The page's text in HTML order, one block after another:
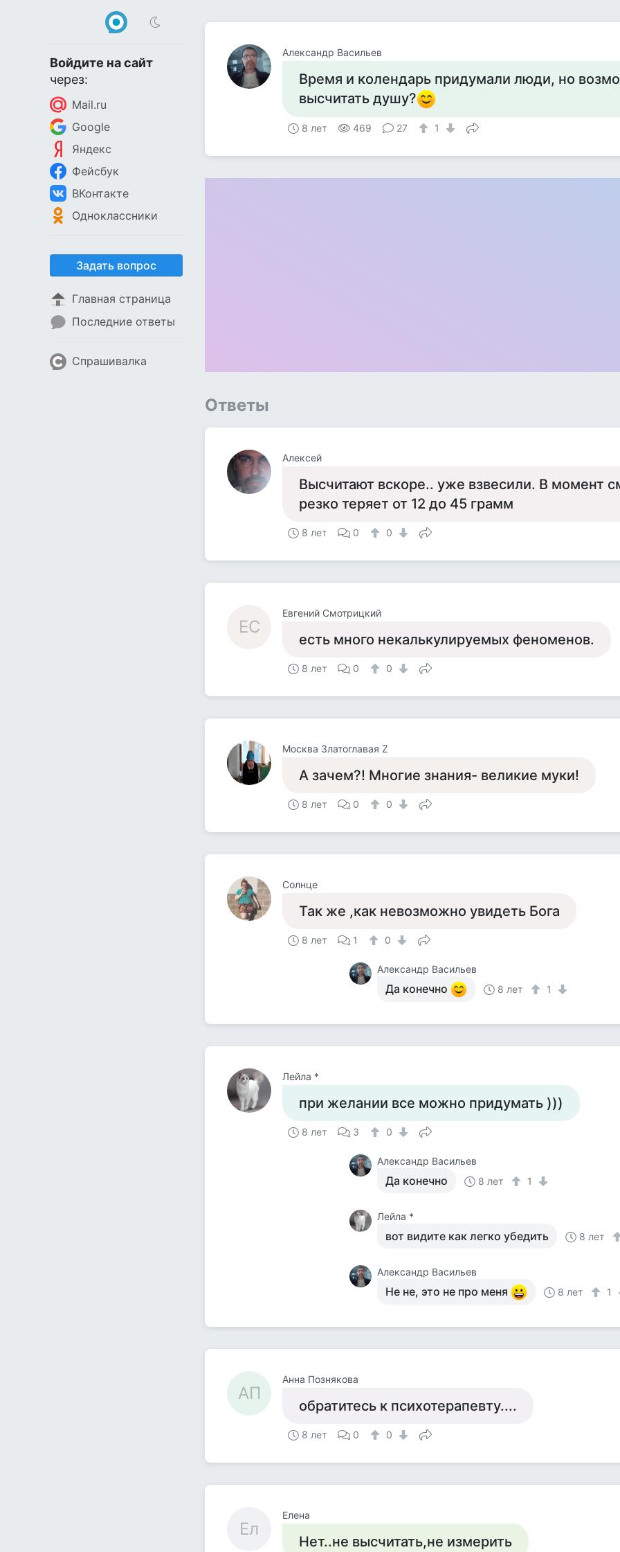
Войдите на сайт
через:
Mail.ru
Google
Яндекс
Фейсбук
ВКонтакте
Одноклассники
Задать вопрос
Главная страница
Последние ответы
Спрашивалка
Александр Васильев
Время и колендарь придумали люди, но
высчитать душу?
8 лет 469 27 1
Ответы
Алексей
Высчитают вскоре.. уже взвесили. В момент
резко теряет от 12 до 45 грамм
8 лет 0 0
ЕС
Евгений Смотрицкий
есть много некалькулируемых феноменов.
8 лет 0 0
Москва Златоглавая Z
А зачем?! Многие знания- великие муки!
8 лет 0 0
Солнце
Так же ,как невозможно увидеть Бога
8 лет 1 0
Александр Васильев
Да конечно 8 лет 1
Лейла *
при желании все можно придумать )))
8 лет 3 0
Александр Васильев
Да конечно 8 лет 1
Лейла *
вот видите как легко убедить 8 лет
Александр Васильев
Не не, это не про меня 8 лет 1
АП
Анна Познякова
обратитесь к психотерапевту....
8 лет 0 0
Ел
Елена
Нет..не высчитать,не измерить